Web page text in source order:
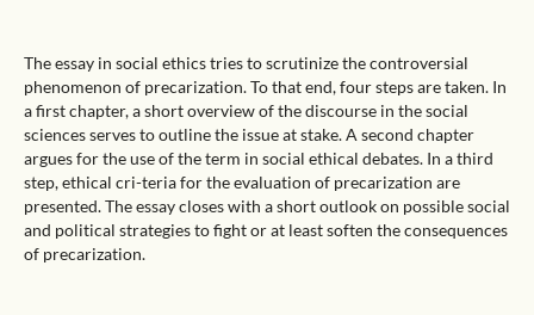
The essay in social ethics tries to scrutinize the controversial
phenomenon of precarization. To that end, four steps are taken. In
a first chapter, a short overview of the discourse in the social
sciences serves to outline the issue at stake. A second chapter
argues for the use of the term in social ethical debates. In a third
step, ethical cri-teria for the evaluation of precarization are
presented. The essay closes with a short outlook on possible social
and political strategies to fight or at least soften the consequences
of precarization.